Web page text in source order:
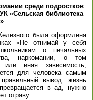
среди подростков
«Сельская библиотека
была оформлена
«Не отнимай у себя
о печальных
наркомании, о том
или иная зависимость,
для человека самым
вывод: жизнь
в ад, нужно
отраву.